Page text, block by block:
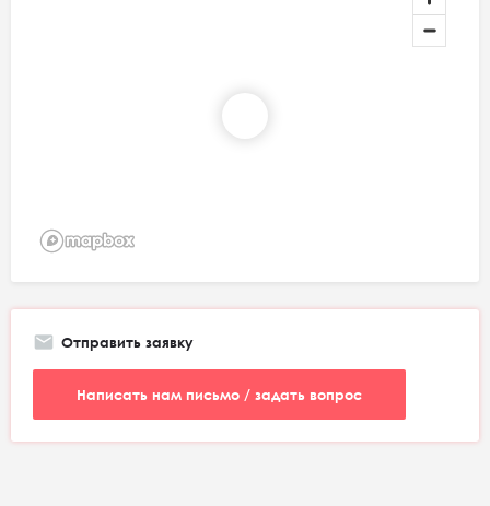
Отправить заявку
Написать нам письмо / задать вопрос